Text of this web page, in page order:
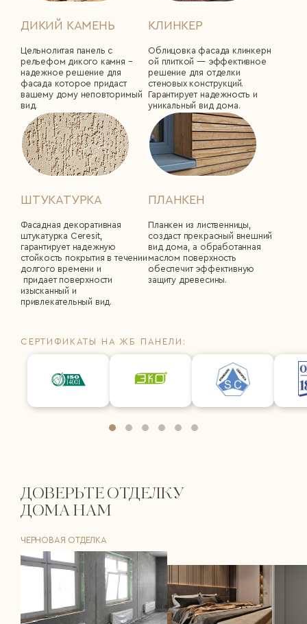
ДИКИЙ КАМЕНЬ
Цельнолитая панель с
рельефом дикого камня –
надежное решение для
фасада которое придаст
вашему дому неповторимый
вид.
КЛИНКЕР
Облицовка фасада клинкерн
ой плиткой ― эффективное
решение для отделки
стеновых конструкций.
Гарантирует надежность и
уникальный вид дома.
ШТУКАТУРКА
Фасадная декоративная
штукатурка Сeresit,
гарантирует надежную
стойкость покрытия в течении
долгого времени и
придает поверхности
изысканный и
привлекательный вид.
ПЛАНКЕН
Планкен из лиственницы,
создаст прекрасный внешний
вид дома, а обработанная
маслом поверхность
обеспечит эффективную
защиту древесины.
СЕРТИФИКАТЫ НА ЖБ ПАНЕЛИ:
ДОВЕРЬТЕ ОТДЕЛКУ
ДОМА НАМ
ЧЕРНОВАЯ ОТДЕЛКА